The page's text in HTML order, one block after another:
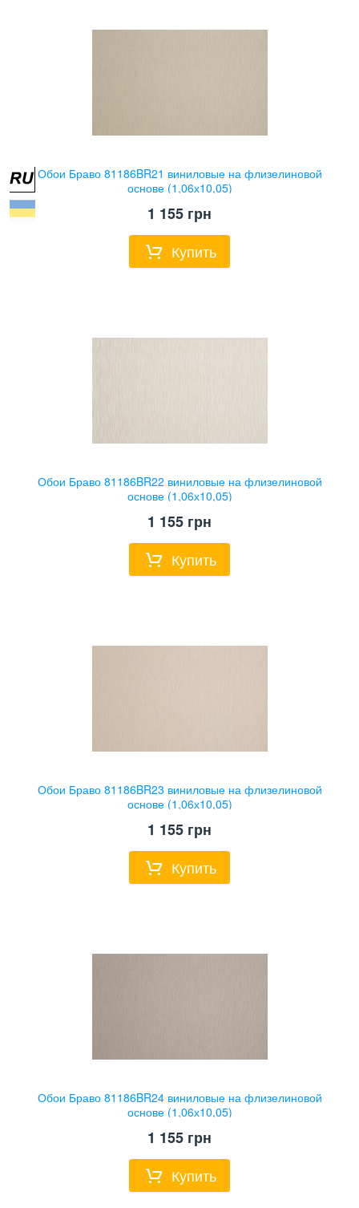
Обои Браво 81186BR21 виниловые на флизелиновой
основе (1,06х10,05)
1 155 грн
Купить
Обои Браво 81186BR22 виниловые на флизелиновой
основе (1,06х10,05)
1 155 грн
Купить
Обои Браво 81186BR23 виниловые на флизелиновой
основе (1,06х10,05)
1 155 грн
Купить
Обои Браво 81186BR24 виниловые на флизелиновой
основе (1,06х10,05)
1 155 грн
Купить